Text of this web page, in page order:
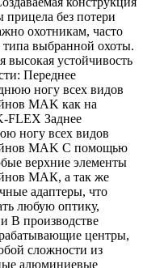
без потери
охотникам, часто
выбранной охоты.
высокая устойчивость
Переднее
ногу всех видов
MAK как на
FLEX Заднее
ногу всех видов
MAK С помощью
верхние элементы
МАК, а так же
адаптеры, что
любую оптику,
В производстве
центры,
сложности из
алюминиевые